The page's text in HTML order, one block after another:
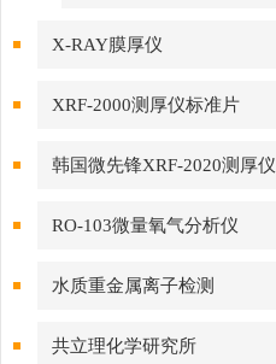
X-RAY膜厚仪
XRF-2000测厚仪标准片
韩国微先锋XRF-2020测厚仪
RO-103微量氧气分析仪
水质重金属离子检测
共立理化学研究所